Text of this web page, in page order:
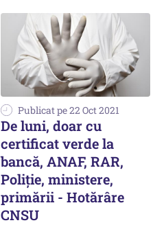
Publicat pe 22 Oct 2021
De luni, doar cu
certificat verde la
bancă, ANAF, RAR,
Poliţie, ministere,
primării - Hotărâre
CNSU